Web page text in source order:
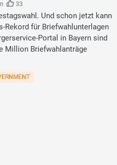
33
Und schon jetzt kann
Rekord für Briefwahlunterlagen
Portal in Bayern sind
Million Briefwahlanträge